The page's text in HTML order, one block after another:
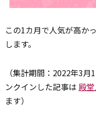
この1カ月で人気が高か
します。
（集計期間：2022年3
ンクインした記事は 殿
ます）